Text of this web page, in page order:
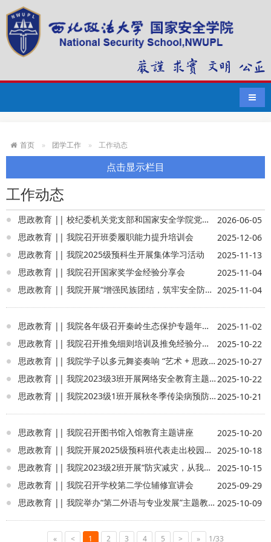
导航
首页 团学工作 工作动态
点击显示栏目
工作动态
思政教育 || 校纪委机关党支部和国家安全学院党委开展党建联建主题活动
2026-06-05
思政教育 || 我院召开班委履职能力提升培训会
2025-12-06
思政教育 || 我院2025级预科生开展集体学习活动
2025-11-13
思政教育 || 我院召开国家奖学金经验分享会
2025-11-04
思政教育 || 我院开展“增强民族团结，筑牢安全防线”主题宣讲活动 2025-11-04
思政教育 || 我院各年级召开秦岭生态保护专题年级大会
2025-11-02
思政教育 || 我院召开推免细则培训及推免经验分享会
2025-10-22
思政教育 || 我院学子以多元舞姿奏响 “艺术 + 思政” 育人强音 2025-10-27
思政教育 || 我院2023级3班开展网络安全教育主题班会2025-10-22
思政教育 || 我院2023级1班开展秋冬季传染病预防主题班会2025-10-21
思政教育 || 我院召开图书馆入馆教育主题讲座
2025-10-20
思政教育 || 我院开展2025级预科班代表走出校园开展实践教育活动 2025-10-18
思政教育 || 我院2023级2班开展“防灾减灾，从我做起”主题班会
2025-10-15
思政教育 || 我院召开学校第二学位辅修宣讲会
2025-09-29
思政教育 || 我院举办“第二外语与专业发展”主题教育讲座 2025-10-09
« < 1 2 3 4 5 > » 1/33